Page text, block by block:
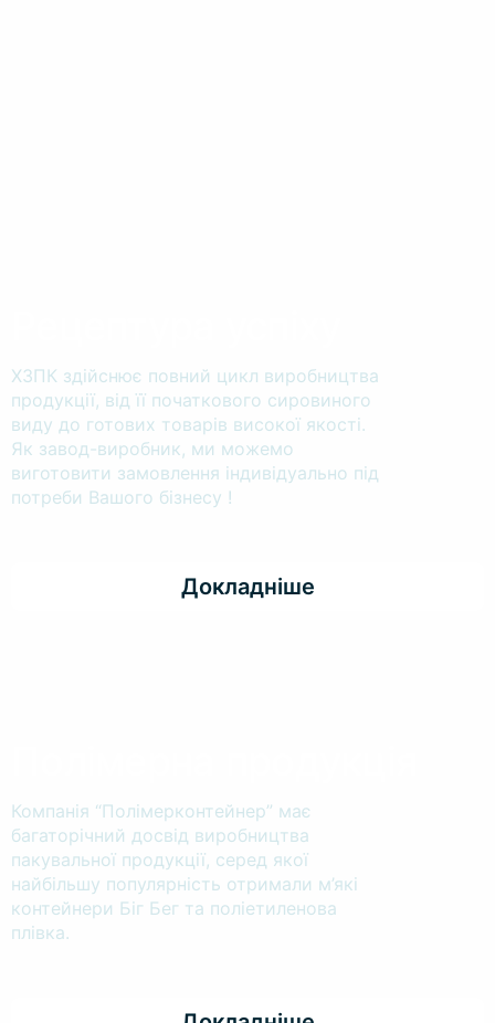
ХЗПК здійснює повний цикл виробництва
продукції, від її початкового сировиного
виду до готових товарів високої якості.
Як завод-виробник, ми можемо
виготовити замовлення індивідуально під
потреби Вашого бізнесу !
Докладніше
Компанія “Полімерконтейнер” має
багаторічний досвід виробництва
пакувальної продукції, серед якої
найбільшу популярність отримали м’які
контейнери Біг Бег та поліетиленова
плівка.